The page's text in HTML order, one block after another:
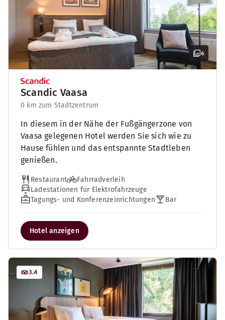
6
Scandic Vaasa
0 km zum Stadtzentrum
In diesem in der Nähe der Fußgängerzone von
Vaasa gelegenen Hotel werden Sie sich wie zu
Hause fühlen und das entspannte Stadtleben
genießen.
Restaurant
Fahrradverleih
Ladestationen für Elektrofahrzeuge
Tagungs- und Konferenzeinrichtungen
Bar
Hotel anzeigen
3.4